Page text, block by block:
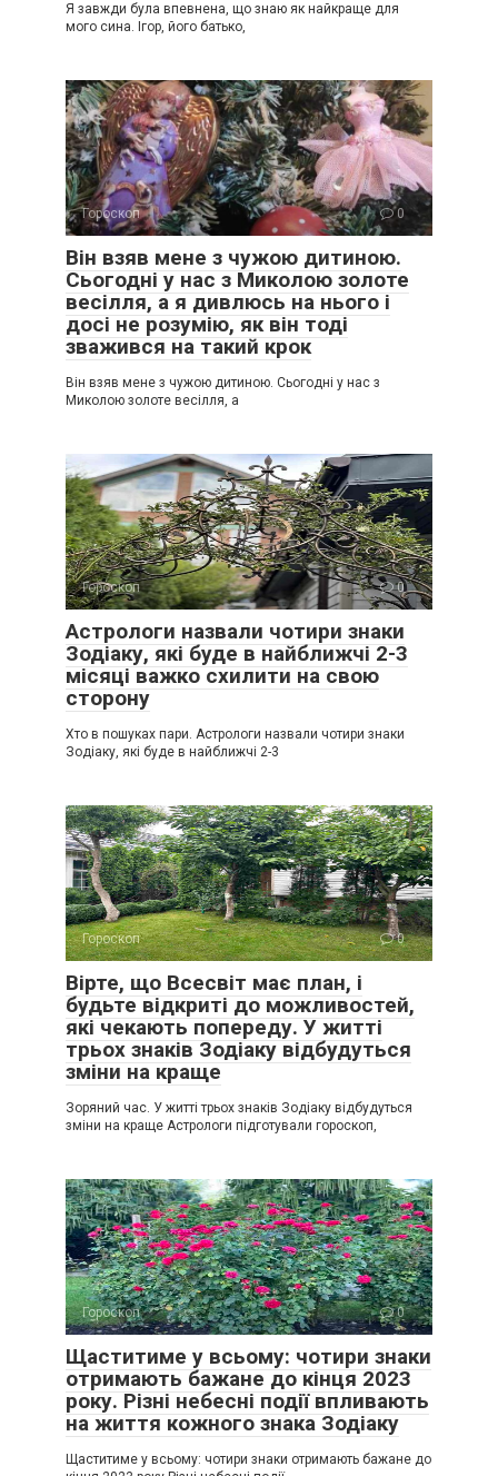
Я завжди була впевнена, що знаю як найкраще для
мого сина. Ігор, його батько,
Гороскоп 0
Він взяв мене з чужою дитиною.
Сьогодні у нас з Миколою золоте
весілля, а я дивлюсь на нього і
досі не розумію, як він тоді
зважився на такий крок
Він взяв мене з чужою дитиною. Сьогодні у нас з
Миколою золоте весілля, а
Гороскоп 0
Астрологи назвали чотири знаки
Зодіаку, які буде в найближчі 2-3
місяці важко схилити на свою
сторону
Хто в пошуках пари. Астрологи назвали чотири знаки
Зодіаку, які буде в найближчі 2-3
Гороскоп 0
Вірте, що Всесвіт має план, і
будьте відкриті до можливостей,
які чекають попереду. У житті
трьох знаків Зодіаку відбудуться
зміни на краще
Зоряний час. У житті трьох знаків Зодіаку відбудуться
зміни на краще Астрологи підготували гороскоп,
Гороскоп 0
Щаститиме у всьому: чотири знаки
отримають бажане до кінця 2023
року. Різні небесні події впливають
на життя кожного знака Зодіаку
Щаститиме у всьому: чотири знаки отримають бажане до